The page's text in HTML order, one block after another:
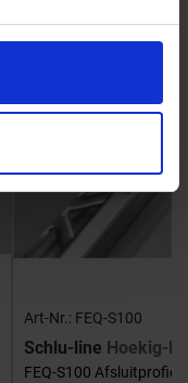
Art-Nr.: FEQ-S100
Schlu-line Hoekig-E
FEQ-S100 Afsluitprofiel